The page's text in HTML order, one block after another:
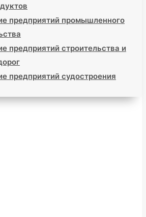
предприятий промышленного
предприятий строительства и
предприятий судостроения